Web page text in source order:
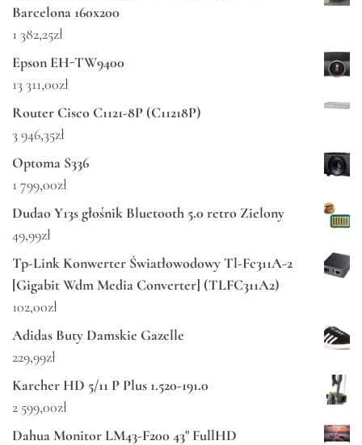
Barcelona 160x200
1 382,25zł
Epson EH-TW9400
13 311,00zł
Router Cisco C1121-8P (C11218P)
3 946,35zł
Optoma S336
1 799,00zł
Dudao Y13s głośnik Bluetooth 5.0 retro Zielony
49,99zł
Tp-Link Konwerter Światłowodowy Tl-Fc311A-2
[Gigabit Wdm Media Converter] (TLFC311A2)
102,00zł
Adidas Buty Damskie Gazelle
229,99zł
Karcher HD 5/11 P Plus 1.520-191.0
2 599,00zł
Dahua Monitor LM43-F200 43" FullHD